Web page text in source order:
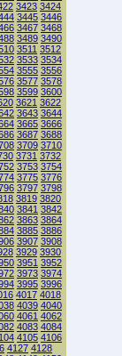
3423 3424
3445 3446
3467 3468
3489 3490
3511 3512
3533 3534
3555 3556
3577 3578
3599 3600
3621 3622
3643 3644
3665 3666
3687 3688
3709 3710
3731 3732
3753 3754
3775 3776
3797 3798
3819 3820
3841 3842
3863 3864
3885 3886
3907 3908
3929 3930
3951 3952
3973 3974
3995 3996
4017 4018
4039 4040
4061 4062
4083 4084
4105 4106
4127 4128